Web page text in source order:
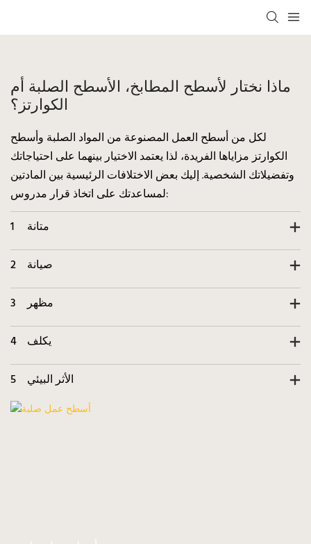
ماذا نختار لأسطح المطابخ، الأسطح الصلبة أم
الكوارتز؟
لكل من أسطح العمل المصنوعة من المواد الصلبة وأسطح
الكوارتز مزاياها الفريدة، لذا يعتمد الاختيار بينهما على احتياجاتك
وتفضيلاتك الشخصية. إليك بعض الاختلافات الرئيسية بين المادتين
لمساعدتك على اتخاذ قرار مدروس:
1
متانة
2 صيانة
3 مظهر
4 يكلف
5 الأثر البيئي